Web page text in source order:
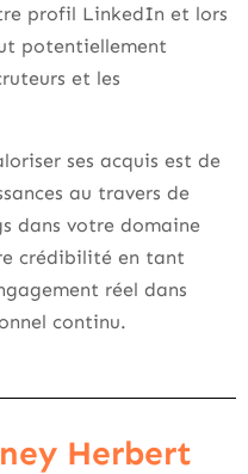
profil LinkedIn et lors
potentiellement
et les
ses acquis est de
au travers de
dans votre domaine
crédibilité en tant
réel dans
continu.
Herbert